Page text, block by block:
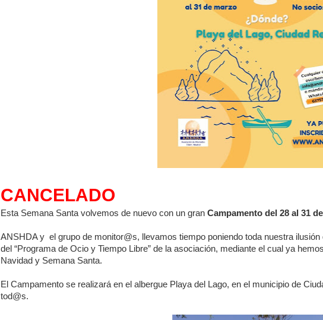
CANCELADO
Esta Semana Santa volvemos de nuevo con un gran Campamento del 28 al 31
ANSHDA y el grupo de monitor@s, llevamos tiempo poniendo toda nuestra
del “Programa de Ocio y Tiempo Libre” de la asociación, mediante el cual ya
Navidad y Semana Santa.
El Campamento se realizará en el albergue Playa del Lago, en el municipio de
tod@s.